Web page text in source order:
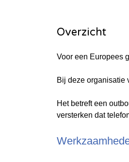
Overzicht
Voor een Europees
Bij deze organisatie
Het betreft een
versterken dat